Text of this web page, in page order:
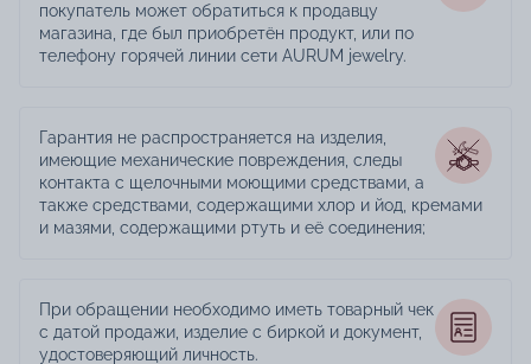
покупатель может обратиться к продавцу
магазина, где был приобретён продукт, или по
телефону горячей линии сети AURUM jewelry.
Гарантия не распространяется на изделия,
имеющие механические повреждения, следы
контакта с щелочными моющими средствами, а
также средствами, содержащими хлор и йод, кремами
и мазями, содержащими ртуть и её соединения;
При обращении необходимо иметь товарный чек
с датой продажи, изделие с биркой и документ,
удостоверяющий личность.